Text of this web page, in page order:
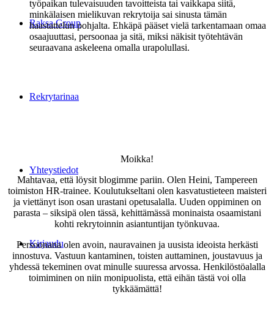
Raksa Group
Rekrytarinaa
Yhteystiedot
Kirjaudu
työpaikan tulevaisuuden tavoitteista tai vaikkapa siitä,
minkälaisen mielikuvan rekrytoija sai sinusta tämän
haastattelun pohjalta. Ehkäpä pääset vielä tarkentamaan omaa
osaajuuttasi, persoonaa ja sitä, miksi näkisit työtehtävän
seuraavana askeleena omalla urapolullasi.
Moikka!
Mahtavaa, että löysit blogimme pariin. Olen Heini, Tampereen
toimiston HR-trainee. Koulutukseltani olen kasvatustieteen maisteri
ja viettänyt ison osan urastani opetusalalla. Uuden oppiminen on
parasta – siksipä olen tässä, kehittämässä moninaista osaamistani
kohti rekrytoinnin asiantuntijan työnkuvaa.
Persoonana olen avoin, nauravainen ja uusista ideoista herkästi
innostuva. Vastuun kantaminen, toisten auttaminen, joustavuus ja
yhdessä tekeminen ovat minulle suuressa arvossa. Henkilöstöalalla
toimiminen on niin monipuolista, että eihän tästä voi olla
tykkäämättä!